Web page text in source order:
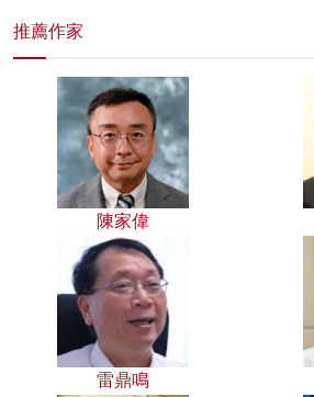
推薦作家
陳家偉
雷鼎鳴